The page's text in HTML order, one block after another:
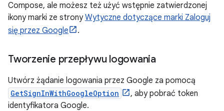
Compose, ale możesz też użyć wstępnie zatwierdzonej
ikony marki ze stronyWytyczne dotyczące marki Zaloguj
się przez Google
.
Tworzenie przepływu logowania
Utwórz żądanie logowania przez Google za pomocą
GetSignInWithGoogleOption
, aby pobrać token
identyfikatora Google.